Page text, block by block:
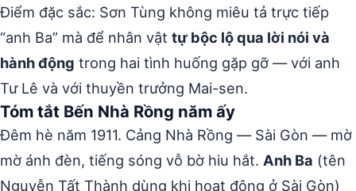
Điểm đặc sắc: Sơn Tùng không miêu tả trực tiếp
“anh Ba” mà để nhân vật tự bộc lộ qua lời nói và
hành động trong hai tình huống gặp gỡ — với anh
Tư Lê và với thuyền trưởng Mai-sen.
Tóm tắt Bến Nhà Rồng năm ấy
Đêm hè năm 1911. Cảng Nhà Rồng — Sài Gòn — mờ
mờ ánh đèn, tiếng sóng vỗ bờ hiu hắt. Anh Ba (tên
Nguyễn Tất Thành dùng khi hoạt động ở Sài Gòn)